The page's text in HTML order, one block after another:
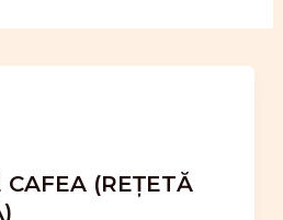
(REȚETĂ